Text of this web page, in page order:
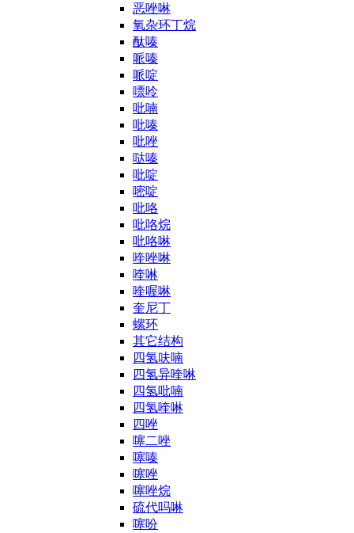
恶唑啉
氧杂环丁烷
酞嗪
哌嗪
哌啶
嘌呤
吡喃
吡嗪
吡唑
哒嗪
吡啶
嘧啶
吡咯
吡咯烷
吡咯啉
喹唑啉
喹啉
喹喔啉
奎尼丁
螺环
其它结构
四氢呋喃
四氢异喹啉
四氢吡喃
四氢喹啉
四唑
噻二唑
噻嗪
噻唑
噻唑烷
硫代吗啉
噻吩